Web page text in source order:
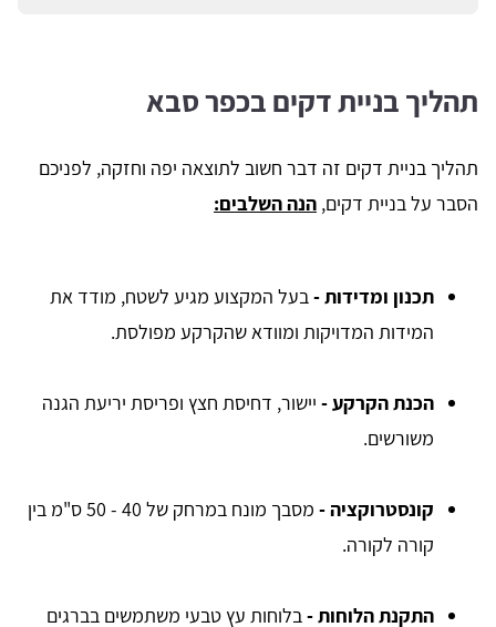
תהליך בניית דקים בכפר סבא
תהליך בניית דקים זה דבר חשוב לתוצאה יפה וחזקה, לפניכם
הסבר על בניית דקים, הנה השלבים:
תכנון ומדידות-בעל המקצוע מגיע לשטח, מודד את
המידות המדויקות ומוודא שהקרקע מפולסת.
הכנת הקרקע- יישור, דחיסת חצץ ופריסת יריעת הגנה
משורשים.
קונסטרוקציה-
מסבך מונח במרחק של 40 - 50 ס"מ בין
קורה לקורה.
התקנת הלוחות-בלוחות עץ טבעי משתמשים בברגים